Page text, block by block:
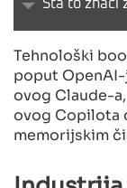
Šta to znači
Tehnološki
poput
ovog Claude-
ovog Copilota
memorijskim